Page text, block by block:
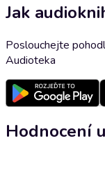
Jak
Poslouchejte
Audioteka
Hodnocení